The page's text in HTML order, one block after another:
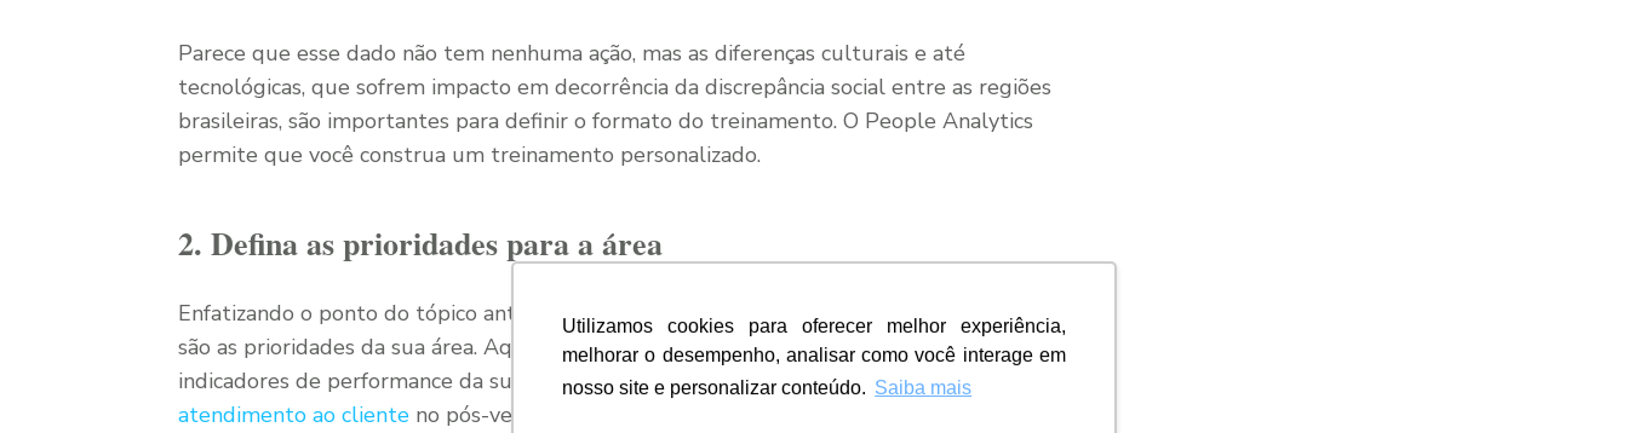
Utilizamos cookies para oferecer melhor experiência,
melhorar o desempenho, analisar como você interage em
nosso site e personalizar conteúdo. Saiba mais
Parece que esse dado não tem nenhuma ação, mas as diferenças culturais e até
tecnológicas, que sofrem impacto em decorrência da discrepância social entre as regiões
brasileiras, são importantes para definir o formato do treinamento. O People Analytics
permite que você construa um treinamento personalizado.
2. Defina as prioridades para a área
Enfatizando o ponto do tópico anterior sobre as metas da gestão, você deve definir quais
são as prioridades da sua área. Aqui, também é muito importante ter em mãos os
indicadores de performance da sua equipe. Vamos supor que você é um gestor de
atendimento ao cliente no pós-venda e percebeu que o resultado do NPS (Net Promoter